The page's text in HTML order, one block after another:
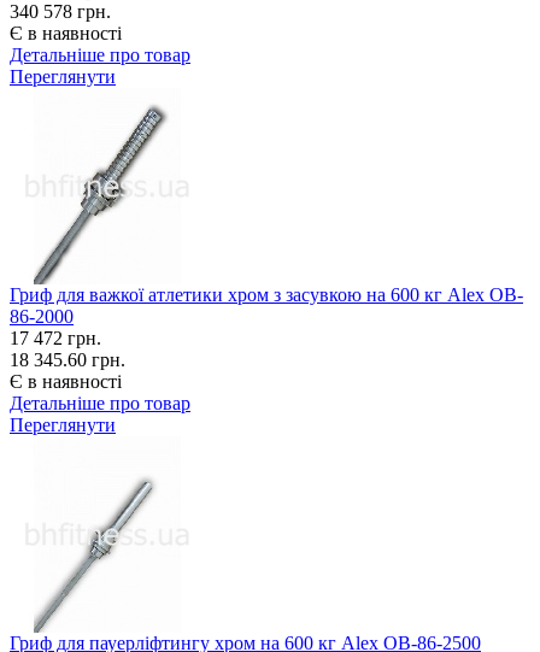
340 578 грн.
Є в наявності
Детальніше про товар
Переглянути
Гриф для важкої атлетики хром з засувкою на 600 кг Alex OB-
86-2000
17 472 грн.
18 345.60 грн.
Є в наявності
Детальніше про товар
Переглянути
Гриф для пауерліфтингу хром на 600 кг Alex OB-86-2500